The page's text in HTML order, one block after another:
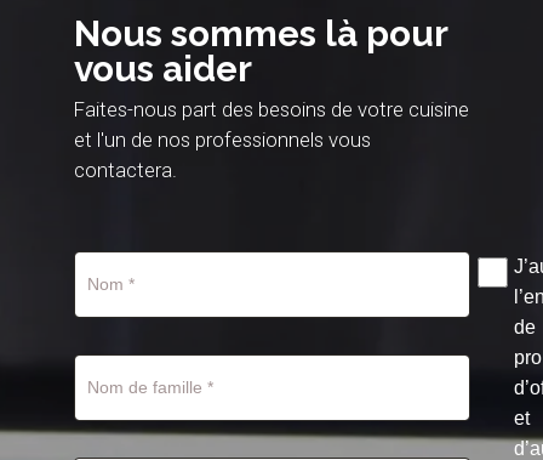
Nous sommes là pour
vous aider
Faites-nous part des besoins de votre cuisine
et l'un de nos professionnels vous
contactera.
de
et